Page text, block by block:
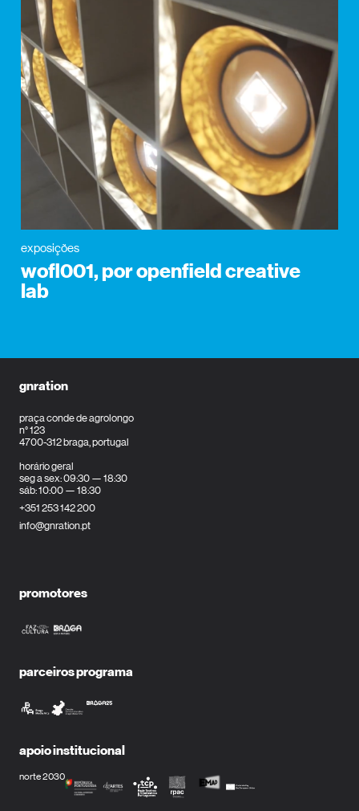
exposições
wofl001, por openfield creative
lab
gnration
praça conde de agrolongo
n° 123
4700-312 braga, portugal
horário geral
seg a sex: 09:30 — 18:30
sáb: 10:00 — 18:30
+351 253 142 200
info@gnration.pt
promotores
parceiros programa
apoio institucional
norte 2030